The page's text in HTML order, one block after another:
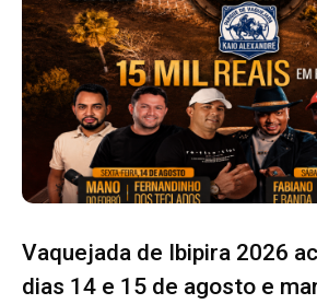
Vaquejada de Ibipira 2026
dias 14 e 15 de agosto e